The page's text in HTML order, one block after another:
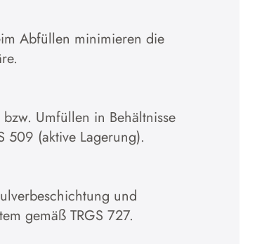
Abfüllen minimieren die
Umfüllen in Behältnisse
509 (aktive Lagerung).
und
gemäß TRGS 727.